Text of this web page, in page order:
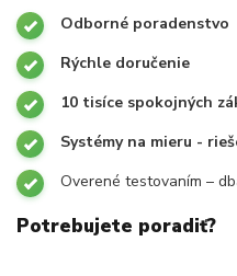
Odborné poradenstvo
Rýchle doručenie
10 tisíce spokojných
Systémy na mieru -
Overené testovaním –
Potrebujete poradiť?